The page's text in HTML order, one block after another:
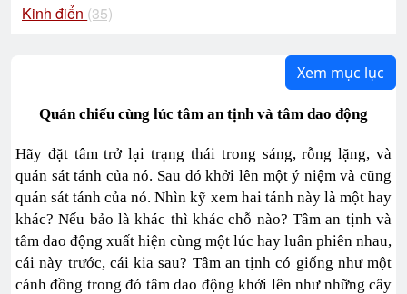
Kinh điển (35)
Xem mục lục
Quán chiếu cùng lúc tâm an tịnh và tâm dao động
Hãy đặt tâm trở lại trạng thái trong sáng, rỗng lặng, và
quán sát tánh của nó. Sau đó khởi lên một ý niệm và cũng
quán sát tánh của nó. Nhìn kỹ xem hai tánh này là một hay
khác? Nếu bảo là khác thì khác chỗ nào? Tâm an tịnh và
tâm dao động xuất hiện cùng một lúc hay luân phiên nhau,
cái này trước, cái kia sau? Tâm an tịnh có giống như một
cánh đồng trong đó tâm dao động khởi lên như những cây